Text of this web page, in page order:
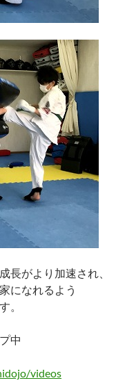
長がより加速され、
になれるよう
。
中
videos